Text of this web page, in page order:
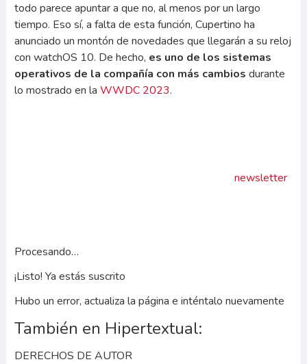
todo parece apuntar a que no, al menos por un largo
tiempo. Eso sí, a falta de esta función, Cupertino ha
anunciado un montón de novedades que llegarán a su reloj
con watchOS 10. De hecho, es uno de los sistemas
operativos de la compañía con más cambios durante
lo mostrado en la WWDC 2023.
newsletter.
Procesando…
¡Listo! Ya estás suscrito
Hubo un error, actualiza la página e inténtalo nuevamente
También en Hipertextual:
DERECHOS DE AUTOR